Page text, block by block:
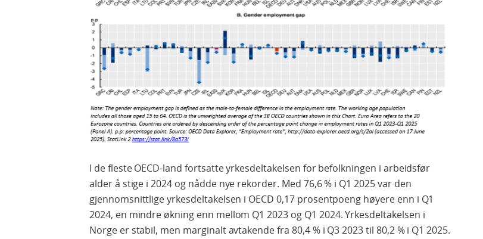
I de fleste OECD-land fortsatte yrkesdeltakelsen for befolkningen i arbeidsfør
alder å stige i 2024 og nådde nye rekorder. Med 76,6 % i Q1 2025 var den
gjennomsnittlige yrkesdeltakelsen i OECD 0,17 prosentpoeng høyere enn i Q1
2024, en mindre økning enn mellom Q1 2023 og Q1 2024. Yrkesdeltakelsen i
Norge er stabil, men marginalt avtakende fra 80,4 % i Q3 2023 til 80,2 % i Q1 2025.